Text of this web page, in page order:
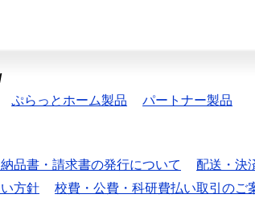
ぷらっとホーム製品 パートナー製品
品書・請求書の発行について 配送・決
方針 校費・公費・科研費払い取引のご